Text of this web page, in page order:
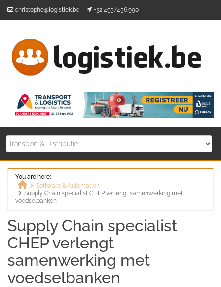
christophe@logistiek.be +32 495/456.990
You are here:
Home
Software & Automation
Supply Chain specialist CHEP verlengt samenwerking met
voedselbanken
Supply Chain specialist
CHEP verlengt
samenwerking met
voedselbanken